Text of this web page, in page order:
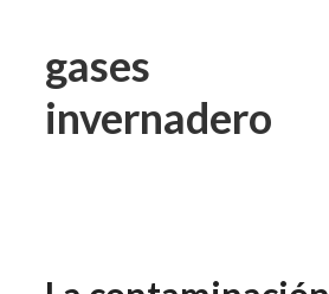
gases
invernadero